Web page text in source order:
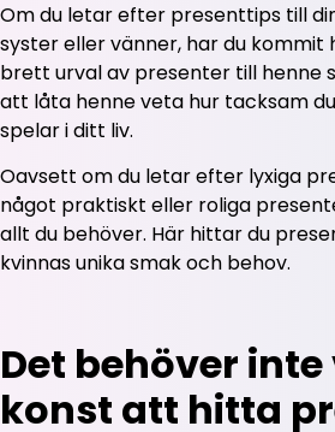
Om du letar efter presenttips till
syster eller vänner, har du
brett urval av presenter till henne
att låta henne veta hur tacksam
spelar i ditt liv.
Oavsett om du letar efter lyxiga
något praktiskt eller roliga
allt du behöver. Här hittar du
kvinnas unika smak och behov.
Det behöver
konst att hitta